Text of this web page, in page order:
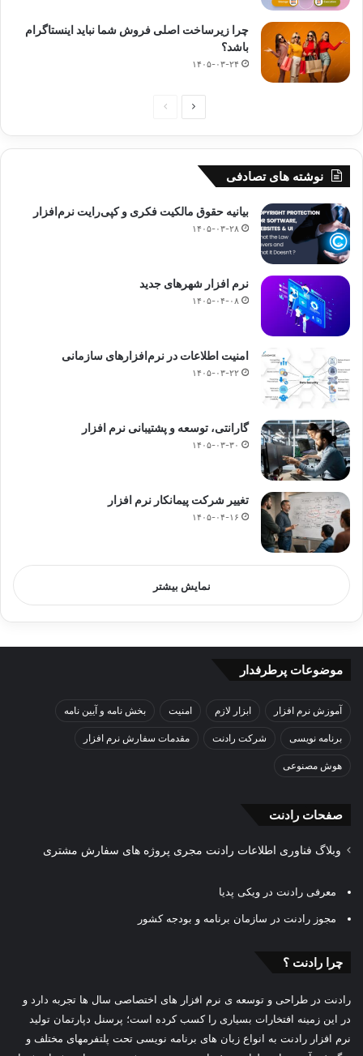
چرا زیرساخت اصلی فروش شما نباید اینستاگرام
باشد؟
۱۴۰۵-۰۳-۲۴
صفحه
صفحه
نوشته های تصادفی
بیانیه حقوق مالکیت فکری و کپی‌رایت نرم‌افزار
۱۴۰۵-۰۳-۲۸
نرم افزار شهرهای جدید
۱۴۰۵-۰۴-۰۸
امنیت اطلاعات در نرم‌افزارهای سازمانی
۱۴۰۵-۰۳-۲۲
گارانتی، توسعه و پشتیبانی نرم افزار
۱۴۰۵-۰۳-۳۰
تغییر شرکت پیمانکار نرم‌ افزار
۱۴۰۵-۰۴-۱۶
نمایش بیشتر
موضوعات پرطرفدار
آموزش نرم افزار ابزار لازم امنیت بخش نامه و آیین نامه
برنامه نویسی شرکت رادنت مقدمات سفارش نرم افزار
هوش مصنوعی
صفحات رادنت
وبلاگ فناوری اطلاعات رادنت مجری پروژه های سفارش مشتری
معرفی رادنت در ویکی پدیا
مجوز رادنت در سازمان برنامه و بودجه کشور
چرا رادنت ؟
رادنت در طراحی و توسعه ی نرم افزار های اختصاصی سال ها تجربه دارد و
در این زمینه افتخارات بسیاری را کسب کرده است؛ پرسنل دپارتمان تولید
نرم افزار رادنت به انواع زبان های برنامه نویسی تحت پلتفرمهای مختلف و